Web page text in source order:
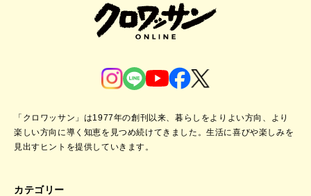
「クロワッサン」は1977年の創刊以来、暮らしをよりよい方向、より
楽しい方向に導く知恵を見つめ続けてきました。生活に喜びや楽しみを
見出すヒントを提供していきます。
カテゴリー